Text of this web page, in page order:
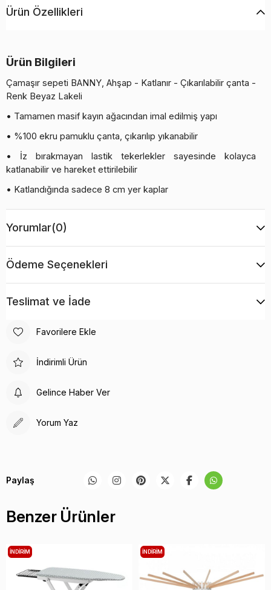
Ürün Özellikleri
Ürün Bilgileri
Çamaşır sepeti BANNY, Ahşap - Katlanır - Çıkarılabilir çanta -
Renk Beyaz Lakeli
• Tamamen masif kayın ağacından imal edilmiş yapı
• %100 ekru pamuklu çanta, çıkarılıp yıkanabilir
• İz bırakmayan lastik tekerlekler sayesinde kolayca
katlanabilir ve hareket ettirilebilir
• Katlandığında sadece 8 cm yer kaplar
• Ürün monte edilmiş olarak teslim edilir - tekerlekler
sabitlenir
GROUP SRL tarafından özel olarak üretilmiştir.
Yorumlar(0)
Ödeme Seçenekleri
Teslimat ve İade
Favorilere Ekle
İndirimli Ürün
Gelince Haber Ver
Yorum Yaz
Paylaş
Benzer Ürünler
İNDIRIM İNDIRIM